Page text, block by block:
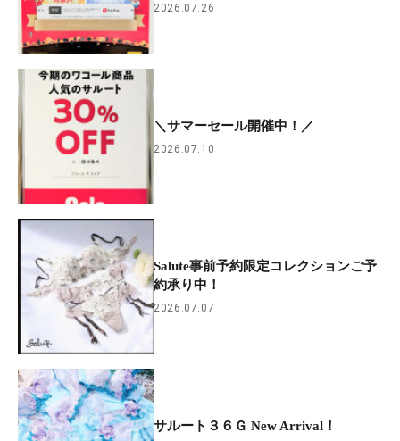
2026.07.26
＼サマーセール開催中！／
2026.07.10
Salute事前予約限定コレクションご予
約承り中！
2026.07.07
サルート３６Ｇ New Arrival！